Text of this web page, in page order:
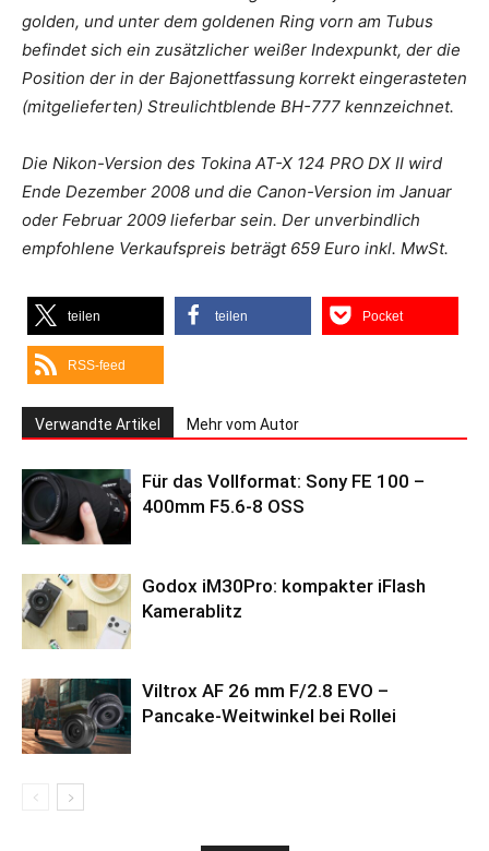
golden, und unter dem goldenen Ring vorn am Tubus
befindet sich ein zusätzlicher weißer Indexpunkt, der die
Position der in der Bajonettfassung korrekt eingerasteten
(mitgelieferten) Streulichtblende BH-777 kennzeichnet.
Die Nikon-Version des Tokina AT-X 124 PRO DX II wird
Ende Dezember 2008 und die Canon-Version im Januar
oder Februar 2009 lieferbar sein. Der unverbindlich
empfohlene Verkaufspreis beträgt 659 Euro inkl. MwSt.
teilen teilen Pocket
RSS-feed
Verwandte Artikel Mehr vom Autor
Für das Vollformat: Sony FE 100 –
400mm F5.6-8 OSS
Godox iM30Pro: kompakter iFlash
Kamerablitz
Viltrox AF 26 mm F/2.8 EVO –
Pancake-Weitwinkel bei Rollei